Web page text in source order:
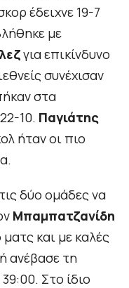
έδειχνε 19-7
με
για επικίνδυνο
συνέχισαν
στα
10. Παγιάτης
ήταν οι πιο
δύο ομάδες να
Μπαμπατζανίδη
και με καλές
ανέβασε τη
Στο ίδιο